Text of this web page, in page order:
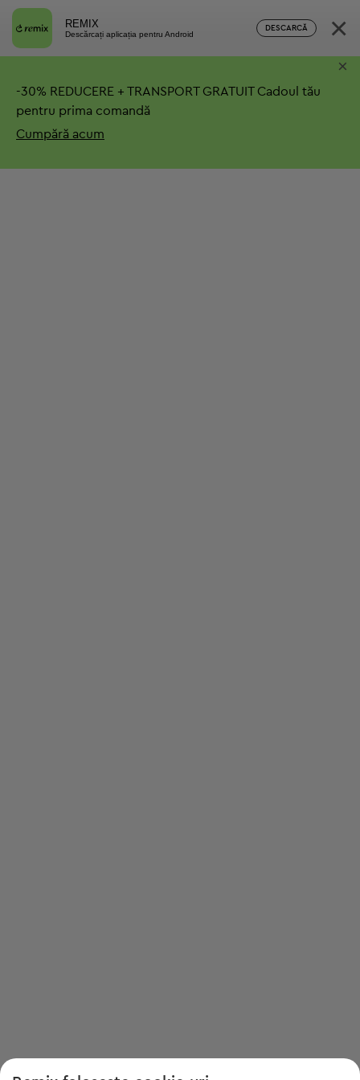
REMIX
Descărcați aplicația pentru Android
DESCARCĂ ×
-30% REDUCERE + TRANSPORT GRATUITCadoul tău
pentru prima comandă
Cumpără acum
×